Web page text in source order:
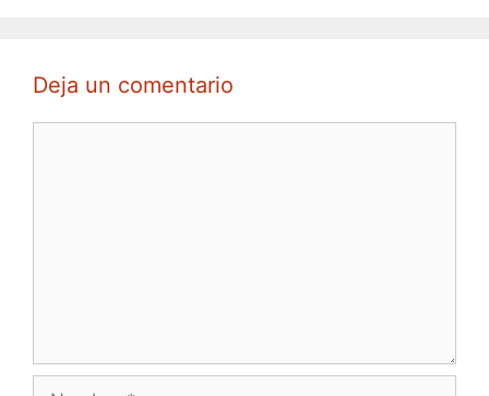
Deja un comentario